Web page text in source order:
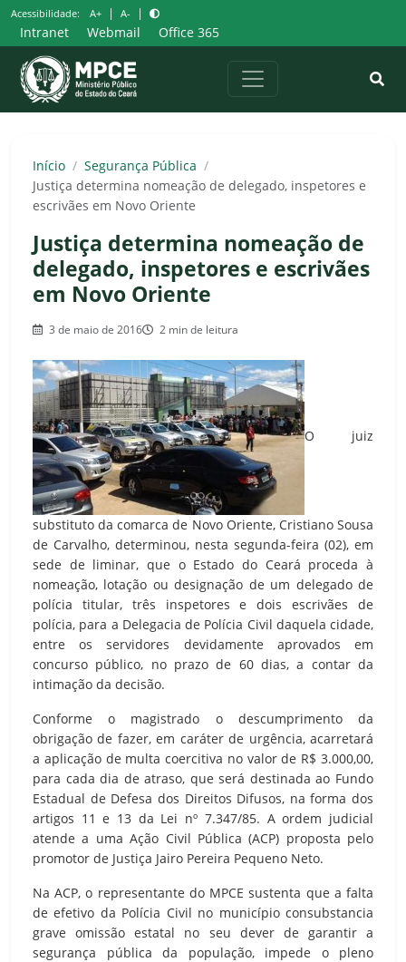
Pular
para
o
conteúdo
Acessibilidade: A+ | A- |
Intranet Webmail Office 365
Início / Segurança Pública /
Justiça determina nomeação de delegado, inspetores e
escrivães em Novo Oriente
Justiça determina nomeação de
delegado, inspetores e escrivães
em Novo Oriente
3 de maio de 2016 2 min de leitura
O juiz
substituto da comarca de Novo Oriente, Cristiano Sousa
de Carvalho, determinou, nesta segunda-feira (02), em
sede de liminar, que o Estado do Ceará proceda à
nomeação, lotação ou designação de um delegado de
polícia titular, três inspetores e dois escrivães de
polícia, para a Delegacia de Polícia Civil daquela cidade,
entre os servidores devidamente aprovados em
concurso público, no prazo de 60 dias, a contar da
intimação da decisão.
Conforme o magistrado o descumprimento da
obrigação de fazer, em caráter de urgência, acarretará
a aplicação de multa coercitiva no valor de R$ 3.000,00,
para cada dia de atraso, que será destinada ao Fundo
Estadual de Defesa dos Direitos Difusos, na forma dos
artigos 11 e 13 da Lei nº 7.347/85. A ordem judicial
atende a uma Ação Civil Pública (ACP) proposta pelo
promotor de Justiça Jairo Pereira Pequeno Neto.
Na ACP, o representante do MPCE sustenta que a falta
de efetivo da Polícia Civil no município consubstancia
grave omissão estatal no seu dever de garantir a
segurança pública da população, impede o pleno